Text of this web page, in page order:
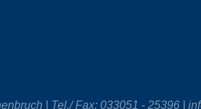
| Tel./ Fax: 033051 - 25396 |